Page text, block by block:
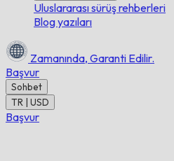
Uluslararası sürüş rehberleri
Blog yazıları
Zamanında, Garanti Edilir.
Başvur
Sohbet
TR | USD
Başvur